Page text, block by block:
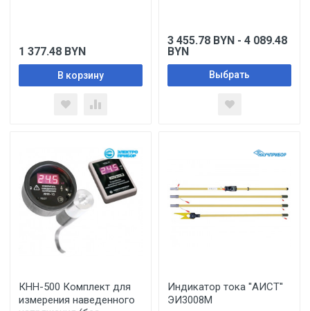
1 377.48 BYN
В корзину
3 455.78 BYN - 4 089.48
BYN
Выбрать
КНН-500 Комплект для
измерения наведенного
Индикатор тока ''АИСТ''
ЭИ3008М